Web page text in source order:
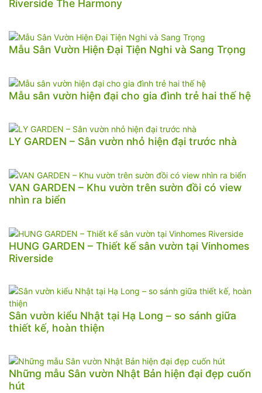
Riverside The Harmony
Mẫu Sân Vườn Hiện Đại Tiện Nghi và Sang Trọng
Mẫu sân vườn hiện đại cho gia đình trẻ hai thế hệ
LY GARDEN – Sân vườn nhỏ hiện đại trước nhà
VAN GARDEN – Khu vườn trên sườn đồi có view
nhìn ra biển
HUNG GARDEN – Thiết kế sân vườn tại Vinhomes
Riverside
Sân vườn kiểu Nhật tại Hạ Long – so sánh giữa
thiết kế, hoàn thiện
Những mẫu Sân vườn Nhật Bản hiện đại đẹp cuốn
hút